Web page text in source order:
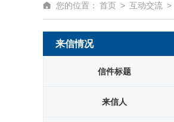
网站首页
您的位置： 首页 > 互动交流 >
来信情况
信件标题
来信人